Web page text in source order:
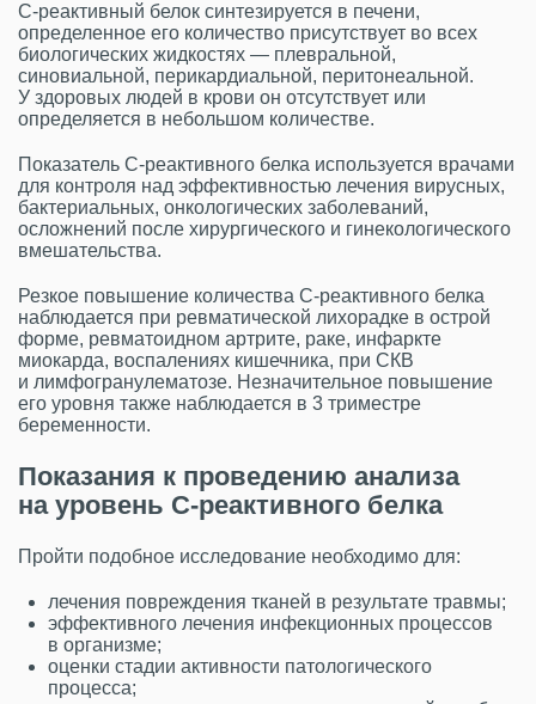
С-реактивный белок синтезируется в печени,
определенное его количество присутствует во всех
биологических жидкостях — плевральной,
синовиальной, перикардиальной, перитонеальной.
У здоровых людей в крови он отсутствует или
определяется в небольшом количестве.
Показатель С-реактивного белка используется врачами
для контроля над эффективностью лечения вирусных,
бактериальных, онкологических заболеваний,
осложнений после хирургического и гинекологического
вмешательства.
Резкое повышение количества С-реактивного белка
наблюдается при ревматической лихорадке в острой
форме, ревматоидном артрите, раке, инфаркте
миокарда, воспалениях кишечника, при СКВ
и лимфогранулематозе. Незначительное повышение
его уровня также наблюдается в 3 триместре
беременности.
Показания к проведению анализа
на уровень С-реактивного белка
Пройти подобное исследование необходимо для:
лечения повреждения тканей в результате травмы;
эффективного лечения инфекционных процессов
в организме;
оценки стадии активности патологического
процесса;